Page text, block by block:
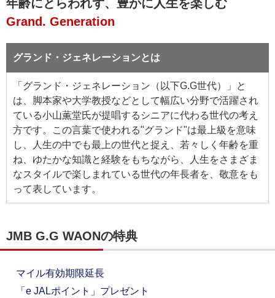
年齢にとらわれず、豊かに人生を楽しむ
Grand. Generation
グランド・ジェネレーションとは
「グランド・ジェネレーション（以下G.G世代）」と
は、脚本家や大学教授などとして幅広い分野で活躍され
ている小山薫堂氏が提唱するシニアに代わる世代の考え
方です。この言葉で使われる"グランド"は最上級を意味
し、人生の中でも最上の世代と捉え、若々しく年齢を重
ね、ゆたかな知識と経験をもちながら、人生をさまざま
なスタイルで楽しまれている世代の年長者を、敬意をも
って表しています。
JMB G.G WAONの特典
マイル有効期限延長
「e JALポイント」プレゼント